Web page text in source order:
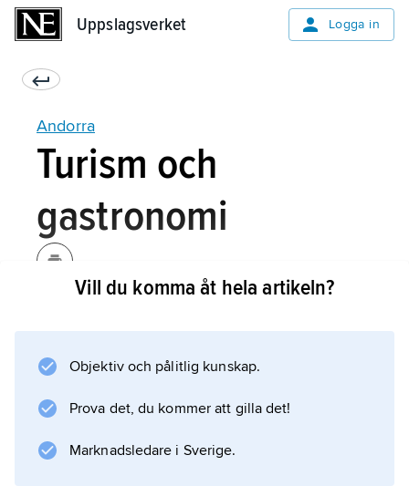
Uppslagsverket Logga in
Andorra
Turism och
gastronomi
men landets geografiska läge möjliggör såväl
vinter- som sommaraktiviteter, och numera
satsas medvetet på en utbyggnad av
den traditionella bilden av Andorra som en
Vill du komma åt hela artikeln?
Objektiv och pålitlig kunskap.
Prova det, du kommer att gilla det!
Marknadsledare i Sverige.